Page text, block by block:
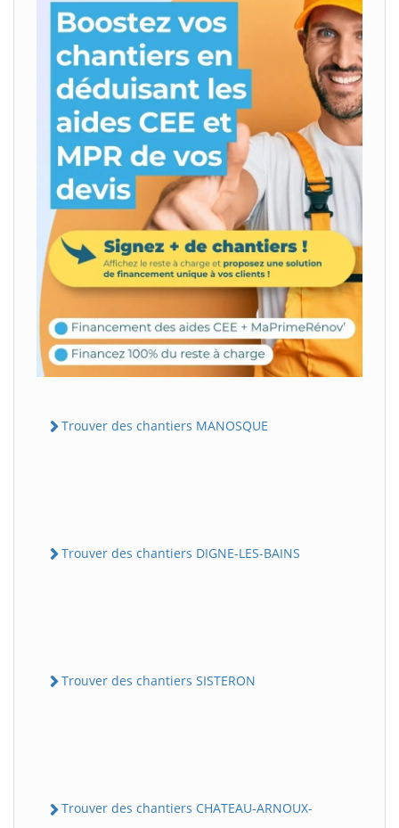
Trouver des chantiers MANOSQUE
Trouver des chantiers DIGNE-LES-BAINS
Trouver des chantiers SISTERON
Trouver des chantiers CHATEAU-ARNOUX-